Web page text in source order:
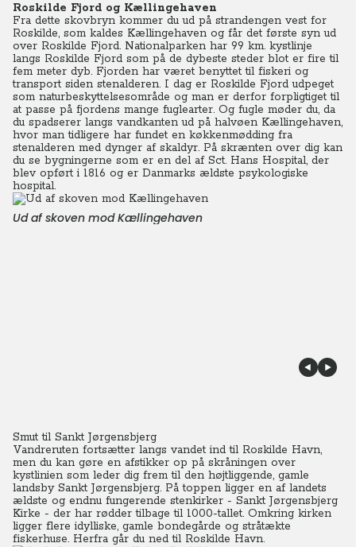
Roskilde Fjord og Kællingehaven
Fra dette skovbryn kommer du ud på strandengen vest for
Roskilde, som kaldes Kællingehaven og får det første syn ud
over Roskilde Fjord. Nationalparken har 99 km. kystlinje
langs Roskilde Fjord som på de dybeste steder blot er fire til
fem meter dyb. Fjorden har været benyttet til fiskeri og
transport siden stenalderen. I dag er Roskilde Fjord udpeget
som naturbeskyttelsesområde og man er derfor forpligtiget til
at passe på fjordens mange fuglearter. Og fugle møder du, da
du spadserer langs vandkanten ud på halvøen Kællingehaven,
hvor man tidligere har fundet en køkkenmødding fra
stenalderen med dynger af skaldyr. På skrænten over dig kan
du se bygningerne som er en del af Sct. Hans Hospital, der
blev opført i 1816 og er Danmarks ældste psykologiske
hospital.
Ud af skoven mod Kællingehaven
Smut til Sankt Jørgensbjerg
Vandreruten fortsætter langs vandet ind til Roskilde Havn,
men du kan gøre en afstikker op på skråningen over
kystlinien som leder dig frem til den højtliggende, gamle
landsby Sankt Jørgensbjerg. På toppen ligger en af landets
ældste og endnu fungerende stenkirker - Sankt Jørgensbjerg
Kirke - der har rødder tilbage til 1000-tallet. Omkring kirken
ligger flere idylliske, gamle bondegårde og stråtækte
fiskerhuse. Herfra går du ned til Roskilde Havn.